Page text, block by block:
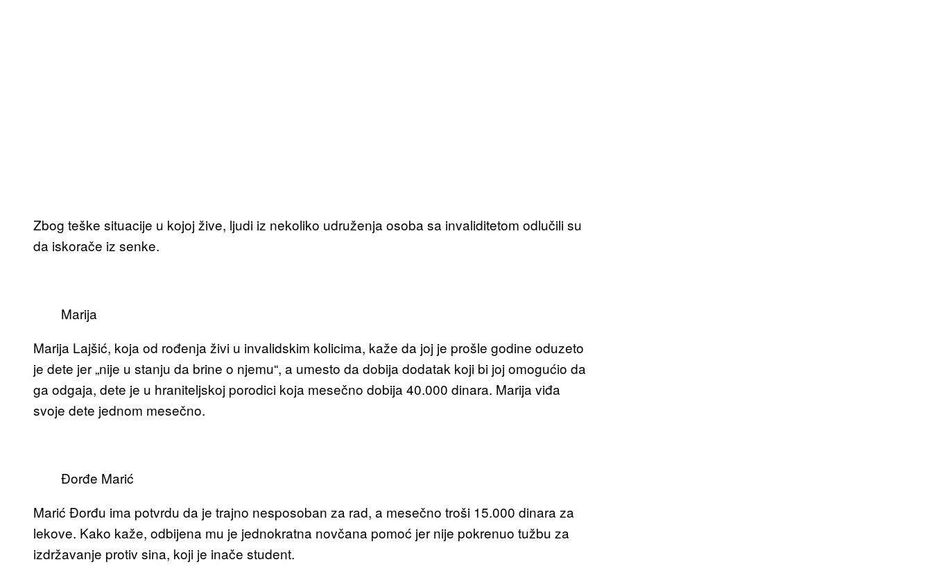
Zbog teške situacije u kojoj žive, ljudi iz nekoliko udruženja osoba sa invaliditetom odlučili su
da iskorače iz senke.
Marija
Marija Lajšić, koja od rođenja živi u invalidskim kolicima, kaže da joj je prošle godine oduzeto
je dete jer „nije u stanju da brine o njemu“, a umesto da dobija dodatak koji bi joj omogućio da
ga odgaja, dete je u hraniteljskoj porodici koja mesečno dobija 40.000 dinara. Marija viđa
svoje dete jednom mesečno.
Đorđe Marić
Marić Đorđu ima potvrdu da je trajno nesposoban za rad, a mesečno troši 15.000 dinara za
lekove. Kako kaže, odbijena mu je jednokratna novčana pomoć jer nije pokrenuo tužbu za
izdržavanje protiv sina, koji je inače student.